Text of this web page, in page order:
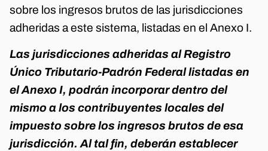
sobre los ingresos brutos de las jurisdicciones
adheridas a este sistema, listadas en el Anexo I.
Las jurisdicciones adheridas al Registro
Único Tributario-Padrón Federal listadas en
el Anexo I, podrán incorporar dentro del
mismo a los contribuyentes locales del
impuesto sobre los ingresos brutos de esa
jurisdicción. Al tal fin, deberán establecer